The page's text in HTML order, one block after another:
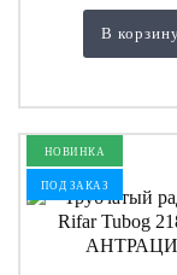
В
НОВИНКА
ПОД ЗАКАЗ